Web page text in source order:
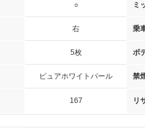
○ ミ
右 乗
5枚 ボ
ピュアホワイトパール 禁
167 リ